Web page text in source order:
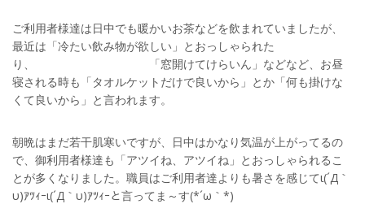
ご利用者様達は日中でも暖かいお茶などを飲まれていましたが、
最近は「冷たい飲み物が欲しい」とおっしゃられた
り、 「窓開けてけらいん」などなど、お昼
寝される時も「タオルケットだけで良いから」とか「何も掛けな
くて良いから」と言われます。
朝晩はまだ若干肌寒いですが、日中はかなり気温が上がってるの
で、御利用者様達も「アツイね、アツイね」とおっしゃられるこ
とが多くなりました。職員はご利用者達よりも暑さを感じてι(´Д｀
υ)ｱﾂｨｰι(´Д｀υ)ｱﾂｨｰと言ってま～す(*´ω｀*)